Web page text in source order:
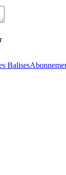
Balises